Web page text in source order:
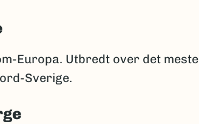
Europa. Utbredt over det
Sverige.